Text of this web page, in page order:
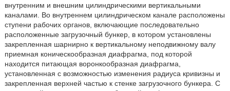
внутренним и внешним цилиндрическими вертикальными
каналами. Во внутреннем цилиндрическом канале расположены
ступени рабочих органов, включающие последовательно
расположенные загрузочный бункер, в котором установлены
закрепленная шарнирно к вертикальному неподвижному валу
приемная коническообразная диафрагма, под которой
находится питающая воронкообразная диафрагма,
установленная с возможностью изменения радиуса кривизны и
закрепленная верхней частью к стенке загрузочного бункера. С